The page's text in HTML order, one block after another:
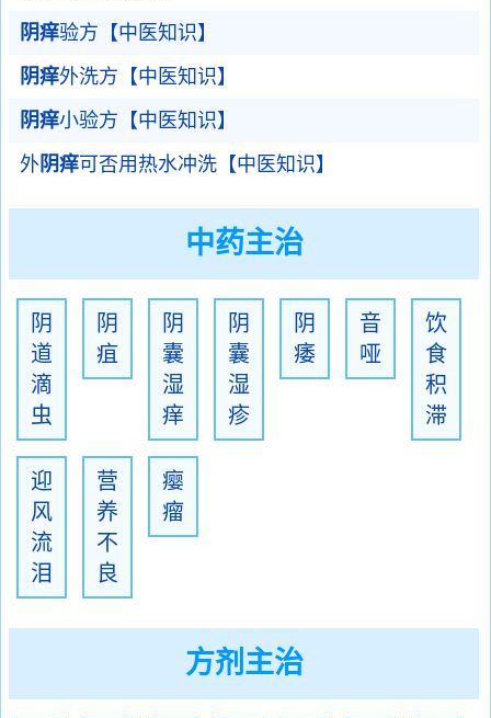
阴痒验方【中医知识】
阴痒外洗方【中医知识】
阴痒小验方【中医知识】
外阴痒可否用热水冲洗【中医知识】
中药主治
阴
道
滴
虫
阴
疽
阴
囊
湿
痒
阴
囊
湿
疹
阴
痿
音
哑
饮
食
积
滞
迎
风
流
泪
营
养
不
良
瘿
瘤
方剂主治